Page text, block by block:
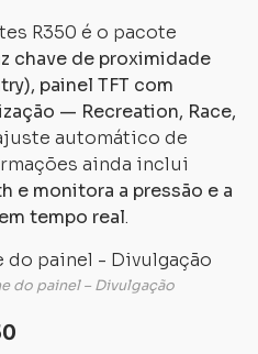
R350 é o pacote
chave de proximidade
painel TFT com
— Recreation, Race,
automático de
ainda inclui
e monitora a pressão e a
tempo real.
do painel – Divulgação